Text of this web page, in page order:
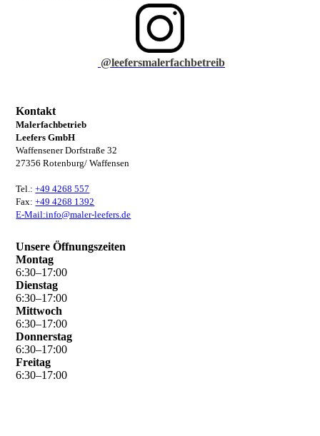
@leefersmalerfachbetreib
Kontakt
Malerfachbetrieb
Leefers GmbH
Waffensener Dorfstraße 32
27356 Rotenburg/ Waffensen
Tel.:+49 4268 557
Fax:+49 4268 1392
E-Mail:info@maler-leefers.de
Unsere Öffnungszeiten
Montag
6:30–17:00
Dienstag
6:30–17:00
Mittwoch
6:30–17:00
Donnerstag
6:30–17:00
Freitag
6:30–17:00